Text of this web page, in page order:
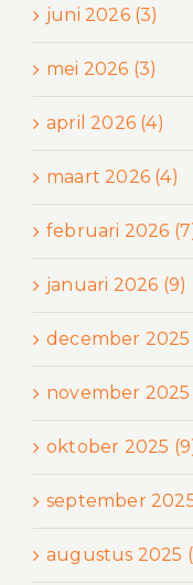
juni 2026 (3)
mei 2026 (3)
april 2026 (4)
maart 2026 (4)
februari 2026
januari 2026 (9)
december 2025
november 2025
oktober 2025
september
augustus 2025